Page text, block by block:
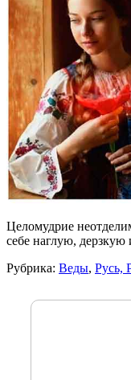
Целомудрие
себе наглую,
Рубрика: Веды, Русь,